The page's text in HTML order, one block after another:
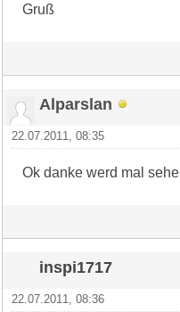
Gruß
Alparslan
22.07.2011, 08:35
Ok danke werd mal
inspi1717
22.07.2011, 08:36